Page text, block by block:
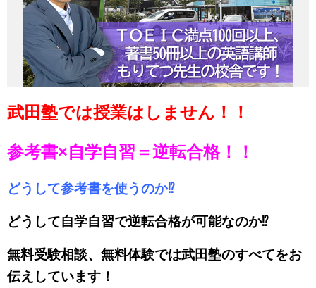
武田塾では授業はしません！！
参考書×自学自習＝逆転合格！！
どうして参考書を使うのか⁉
どうして自学自習で逆転合格が可能なのか⁉
無料受験相談、無料体験では武田塾のすべてをお
伝えしています！